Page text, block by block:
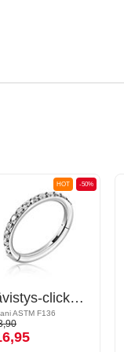
-50%
HOT
Lävistys-clicker (titaani, hopea, kiiltävä pinta) kanssa kristallikivet
ASTM F136